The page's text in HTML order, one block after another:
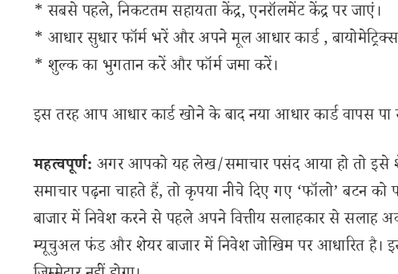
* सबसे पहले, निकटतम सहायता केंद्र, एनरॉलमेंट केंद्र पर जाएं।
* आधार सुधार फॉर्म भरें और अपने मूल आधार कार्ड ,
* शुल्क का भुगतान करें और फॉर्म जमा करें।
इस तरह आप आधार कार्ड खोने के बाद नया आधार कार्ड वापस
महत्वपूर्ण: अगर आपको यह लेख/समाचार पसंद आया हो तो
समाचार पढ़ना चाहते हैं, तो कृपया नीचे दिए गए ‘फॉलो’ बटन
बाजार में निवेश करने से पहले अपने वित्तीय सलाहकार से सलाह
म्यूचुअल फंड और शेयर बाजार में निवेश जोखिम पर आधारित है।